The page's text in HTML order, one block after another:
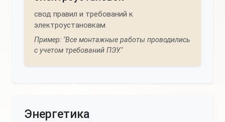
свод правил и требований к
электроустановкам
Пример: "Все монтажные работы проводились
с учетом требований ПЭУ."
Энергетика